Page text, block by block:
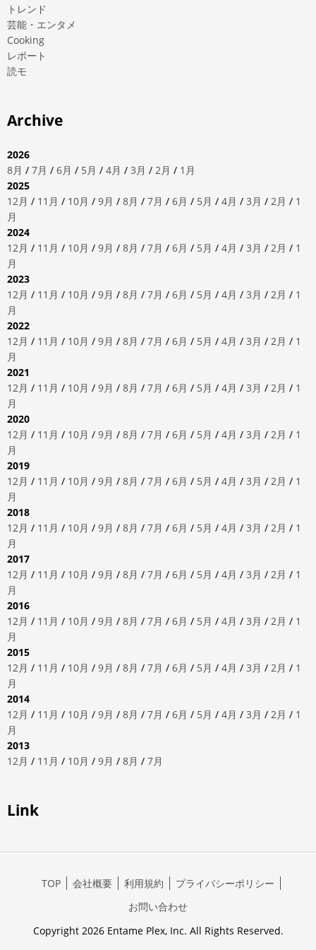
トレンド
芸能・エンタメ
Cooking
レポート
読モ
Archive
2026
8月 / 7月 / 6月 / 5月 / 4月 / 3月 / 2月 / 1月
2025
12月 / 11月 / 10月 / 9月 / 8月 / 7月 / 6月 / 5月 / 4月 / 3月 / 2月 / 1
月
2024
12月 / 11月 / 10月 / 9月 / 8月 / 7月 / 6月 / 5月 / 4月 / 3月 / 2月 / 1
月
2023
12月 / 11月 / 10月 / 9月 / 8月 / 7月 / 6月 / 5月 / 4月 / 3月 / 2月 / 1
月
2022
12月 / 11月 / 10月 / 9月 / 8月 / 7月 / 6月 / 5月 / 4月 / 3月 / 2月 / 1
月
2021
12月 / 11月 / 10月 / 9月 / 8月 / 7月 / 6月 / 5月 / 4月 / 3月 / 2月 / 1
月
2020
12月 / 11月 / 10月 / 9月 / 8月 / 7月 / 6月 / 5月 / 4月 / 3月 / 2月 / 1
月
2019
12月 / 11月 / 10月 / 9月 / 8月 / 7月 / 6月 / 5月 / 4月 / 3月 / 2月 / 1
月
2018
12月 / 11月 / 10月 / 9月 / 8月 / 7月 / 6月 / 5月 / 4月 / 3月 / 2月 / 1
月
2017
12月 / 11月 / 10月 / 9月 / 8月 / 7月 / 6月 / 5月 / 4月 / 3月 / 2月 / 1
月
2016
12月 / 11月 / 10月 / 9月 / 8月 / 7月 / 6月 / 5月 / 4月 / 3月 / 2月 / 1
月
2015
12月 / 11月 / 10月 / 9月 / 8月 / 7月 / 6月 / 5月 / 4月 / 3月 / 2月 / 1
月
2014
12月 / 11月 / 10月 / 9月 / 8月 / 7月 / 6月 / 5月 / 4月 / 3月 / 2月 / 1
月
2013
12月 / 11月 / 10月 / 9月 / 8月 / 7月
Link
TOP 会社概要 利用規約
プライバシーポリシー
お問い合わせ
Copyright 2026 Entame Plex, Inc. All Rights Reserved.